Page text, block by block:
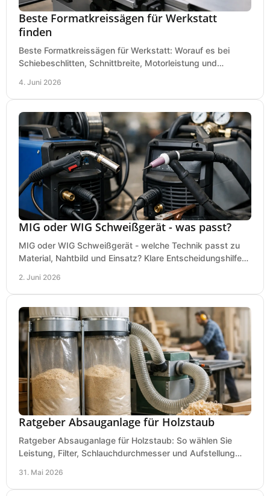
Beste Formatkreissägen für Werkstatt
finden
Beste Formatkreissägen für Werkstatt: Worauf es bei
Schiebeschlitten, Schnittbreite, Motorleistung und
4. Juni 2026
MIG oder WIG Schweißgerät - was passt?
MIG oder WIG Schweißgerät - welche Technik passt zu
Material, Nahtbild und Einsatz? Klare Entscheidungshilfe
2. Juni 2026
Ratgeber Absauganlage für Holzstaub
Ratgeber Absauganlage für Holzstaub: So wählen Sie
Leistung, Filter, Schlauchdurchmesser und Aufstellung
31. Mai 2026